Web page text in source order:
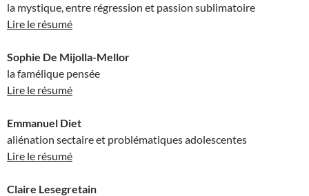
la mystique, entre régression et passion sublimatoire
Lire le résumé
Sophie De Mijolla-Mellor
la famélique pensée
Lire le résumé
Emmanuel Diet
aliénation sectaire et problématiques adolescentes
Lire le résumé
Claire Lesegretain